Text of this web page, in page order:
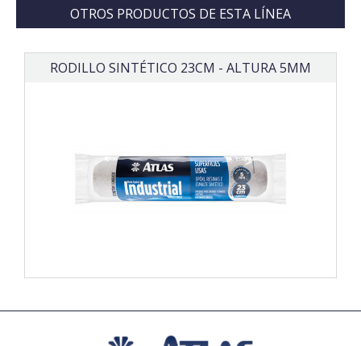
OTROS PRODUCTOS DE ESTA LÍNEA
RODILLO SINTÉTICO 23CM - ALTURA 5MM